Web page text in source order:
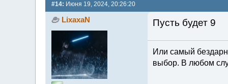
#14: Июня 19, 2024, 20:26:20
LixaxaN Пусть будет 9
Или самый
выбор. В любом